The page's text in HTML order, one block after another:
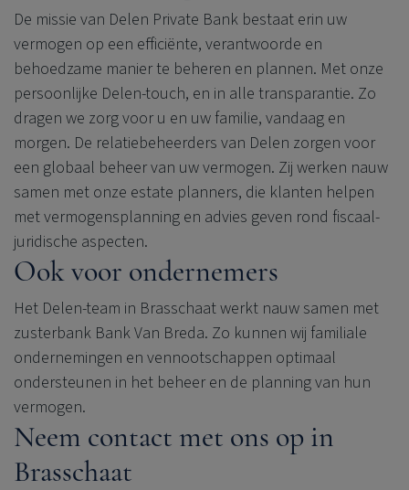
De missie van Delen Private Bank bestaat erin uw
vermogen op een efficiënte, verantwoorde en
behoedzame manier te beheren en plannen. Met onze
persoonlijke Delen-touch, en in alle transparantie. Zo
dragen we zorg voor u en uw familie, vandaag en
morgen. De relatiebeheerders van Delen zorgen voor
een globaal beheer van uw vermogen. Zij werken nauw
samen met onze estate planners, die klanten helpen
met vermogensplanning en advies geven rond fiscaal-
juridische aspecten.
Ook voor ondernemers
Het Delen-team in Brasschaat werkt nauw samen met
zusterbank Bank Van Breda. Zo kunnen wij familiale
ondernemingen en vennootschappen optimaal
ondersteunen in het beheer en de planning van hun
vermogen.
Neem contact met ons op in
Brasschaat